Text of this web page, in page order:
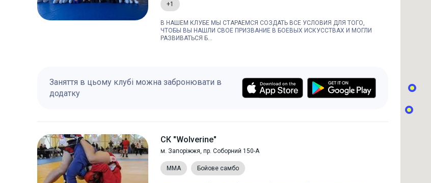
+1
В НАШЕМ КЛУБЕ МЫ СТАРАЕМСЯ СОЗДАТЬ ВСЕ УСЛОВИЯ ДЛЯ ТОГО,
ЧТОБЫ ВЫ НАШЛИ СВОЕ ПРИЗВАНИЕ В БОЕВЫХ ИСКУССТВАХ И МОГЛИ
РАЗВИВАТЬСЯ Б...
Заняття в цьому клубі можна забронювати в
додатку
СК "Wolverine"
м. Запоріжжя, пр. Соборний 150-А
MMA Бойове самбо